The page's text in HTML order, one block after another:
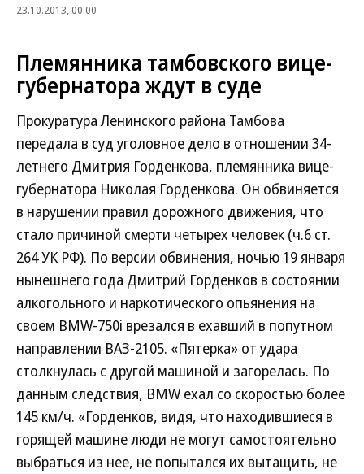
23.10.2013, 00:00
Племянника тамбовского вице-
губернатора ждут в суде
Прокуратура Ленинского района Тамбова
передала в суд уголовное дело в отношении 34-
летнего Дмитрия Горденкова, племянника вице-
губернатора Николая Горденкова. Он обвиняется
в нарушении правил дорожного движения, что
стало причиной смерти четырех человек (ч.6 ст.
264 УК РФ). По версии обвинения, ночью 19 января
нынешнего года Дмитрий Горденков в состоянии
алкогольного и наркотического опьянения на
своем BMW-750i врезался в ехавший в попутном
направлении ВАЗ-2105. «Пятерка» от удара
столкнулась с другой машиной и загорелась. По
данным следствия, BMW ехал со скоростью более
145 км/ч. «Горденков, видя, что находившиеся в
горящей машине люди не могут самостоятельно
выбраться из нее, не попытался их вытащить, не